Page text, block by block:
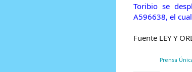
Toribio se
A596638, el
Fuente LEY Y
Prensa